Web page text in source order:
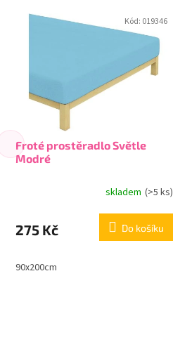
Froté prostěradlo Světle
Modré
skladem (>5 ks)
275 Kč Do košíku
90x200cm
Kód: 019346